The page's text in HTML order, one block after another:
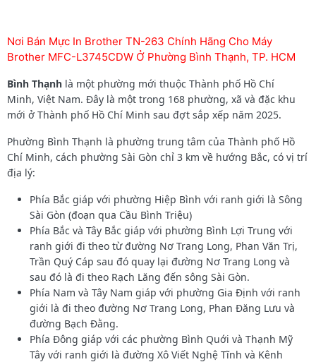
Nơi Bán Mực In Brother TN-263 Chính Hãng Cho Máy
Brother MFC-L3745CDW Ở Phường Bình Thạnh, TP. HCM
Bình Thạnh là một phường mới thuộc Thành phố Hồ Chí
Minh, Việt Nam. Đây là một trong 168 phường, xã và đặc khu
mới ở Thành phố Hồ Chí Minh sau đợt sắp xếp năm 2025.
Phường Bình Thạnh là phường trung tâm của Thành phố Hồ
Chí Minh, cách phường Sài Gòn chỉ 3 km về hướng Bắc, có vị trí
địa lý:
Phía Bắc giáp với phường Hiệp Bình với ranh giới là Sông
Sài Gòn (đoạn qua Cầu Bình Triệu)
Phía Bắc và Tây Bắc giáp với phường Bình Lợi Trung với
ranh giới đi theo từ đường Nơ Trang Long, Phan Văn Trị,
Trần Quý Cáp sau đó quay lại đường Nơ Trang Long và
sau đó là đi theo Rạch Lăng đến sông Sài Gòn.
Phía Nam và Tây Nam giáp với phường Gia Định với ranh
giới là đi theo đường Nơ Trang Long, Phan Đăng Lưu và
đường Bạch Đằng.
Phía Đông giáp với các phường Bình Quới và Thạnh Mỹ
Tây với ranh giới là đường Xô Viết Nghệ Tĩnh và Kênh